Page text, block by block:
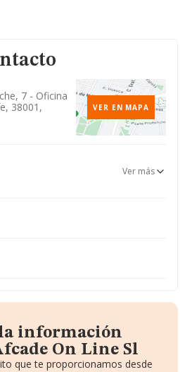
7 - Oficina
38001,
VER EN MAPA
Ver más
la información
On Line Sl
que te proporcionamos desde